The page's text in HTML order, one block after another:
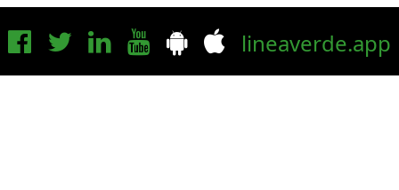
lineaverde.app